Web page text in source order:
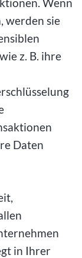
werden sie
z. B. ihre
Daten
in Ihrer